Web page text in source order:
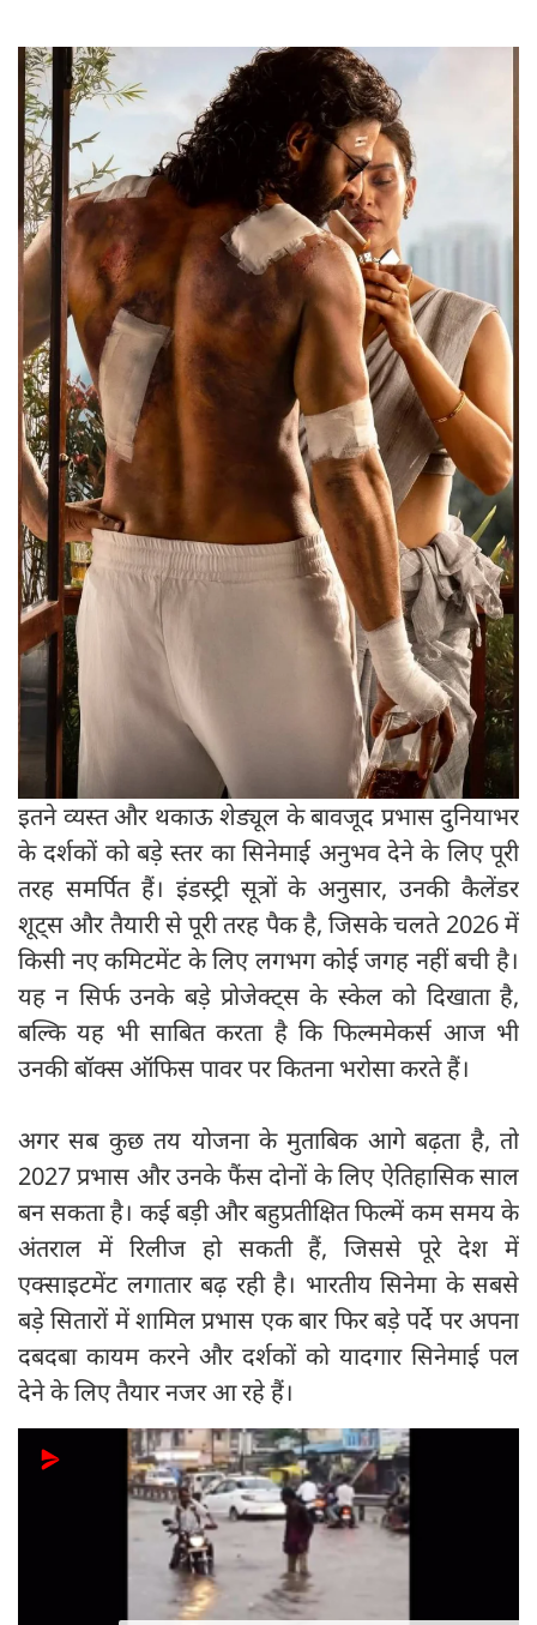
इतने व्यस्त और थकाऊ शेड्यूल के बावजूद प्रभास दुनियाभर
के दर्शकों को बड़े स्तर का सिनेमाई अनुभव देने के लिए पूरी
तरह समर्पित हैं। इंडस्ट्री सूत्रों के अनुसार, उनकी कैलेंडर
शूट्स और तैयारी से पूरी तरह पैक है, जिसके चलते 2026 में
किसी नए कमिटमेंट के लिए लगभग कोई जगह नहीं बची है।
यह न सिर्फ उनके बड़े प्रोजेक्ट्स के स्केल को दिखाता है,
बल्कि यह भी साबित करता है कि फिल्ममेकर्स आज भी
उनकी बॉक्स ऑफिस पावर पर कितना भरोसा करते हैं।
अगर सब कुछ तय योजना के मुताबिक आगे बढ़ता है, तो
2027 प्रभास और उनके फैंस दोनों के लिए ऐतिहासिक साल
बन सकता है। कई बड़ी और बहुप्रतीक्षित फिल्में कम समय के
अंतराल में रिलीज हो सकती हैं, जिससे पूरे देश में
एक्साइटमेंट लगातार बढ़ रही है। भारतीय सिनेमा के सबसे
बड़े सितारों में शामिल प्रभास एक बार फिर बड़े पर्दे पर अपना
दबदबा कायम करने और दर्शकों को यादगार सिनेमाई पल
देने के लिए तैयार नजर आ रहे हैं।